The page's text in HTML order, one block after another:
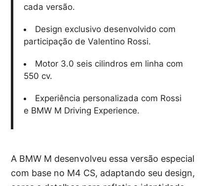
cada versão.
Design exclusivo desenvolvido com
participação de Valentino Rossi.
Motor 3.0 seis cilindros em linha com
550 cv.
Experiência personalizada com Rossi
e BMW M Driving Experience.
A BMW M desenvolveu essa versão especial
com base no M4 CS, adaptando seu design,